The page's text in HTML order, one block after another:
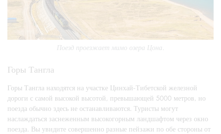
Поезд проезжает мимо озера Цона.
Горы Тангла
Горы Тангла находятся на участке Цинхай-Тибетской железной
дороги с самой высокой высотой, превышающей 5000 метров, но
поезда обычно здесь не останавливаются. Туристы могут
наслаждаться заснеженным высокогорным ландшафтом через окно
поезда. Вы увидите совершенно разные пейзажи по обе стороны от